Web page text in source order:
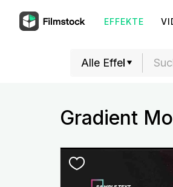
EFFEKTE
Gradient